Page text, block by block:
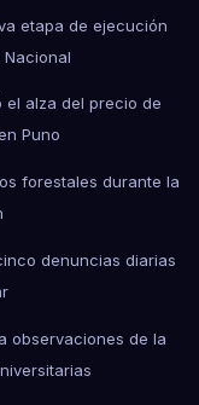
etapa de ejecución
el alza del precio de
Puno
forestales durante la
denuncias diarias
observaciones de la